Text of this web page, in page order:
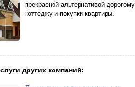
прекрасной альтернативой дорогому
коттеджу и покупки квартиры.
других компаний: